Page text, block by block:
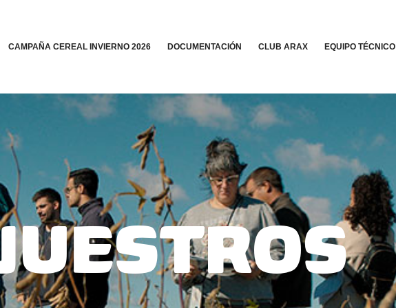
CAMPAÑA CEREAL INVIERNO 2026 DOCUMENTACIÓN CLUB ARAX EQUIPO TÉCNICO